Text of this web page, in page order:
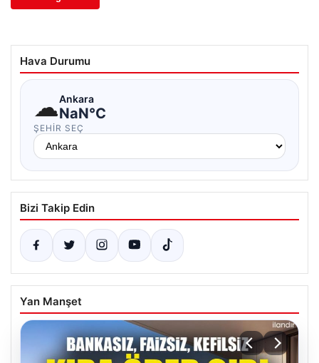
Hava Durumu
☁Ankara
NaN°C
ŞEHIR SEÇ
Bizi Takip Edin
Yan Manşet